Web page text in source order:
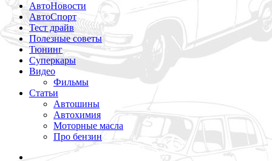
АвтоНовости
АвтоСпорт
Тест драйв
Полезные советы
Тюнинг
Суперкары
Видео
Фильмы
Статьи
Автошины
Автохимия
Моторные масла
Про бензин